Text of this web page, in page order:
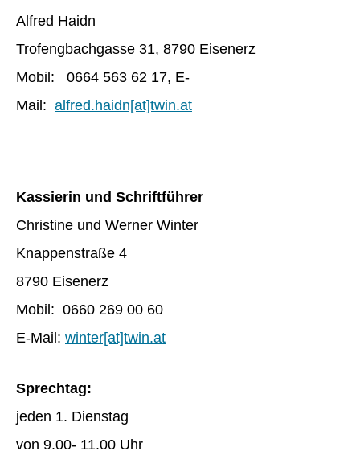
Alfred Haidn
Trofengbachgasse 31, 8790 Eisenerz
Mobil: 0664 563 62 17, E-
Mail: alfred.haidn[at]twin.at
Kassierin und Schriftführer
Christine und Werner Winter
Knappenstraße 4
8790 Eisenerz
Mobil: 0660 269 00 60
E-Mail: winter[at]twin.at
Sprechtag:
jeden 1. Dienstag
von 9.00- 11.00 Uhr